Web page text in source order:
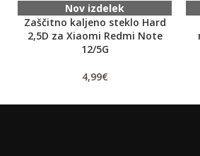
Nov izdelek
Zaščitno kaljeno steklo Hard
2,5D za Xiaomi Redmi Note
12/5G
4,99€